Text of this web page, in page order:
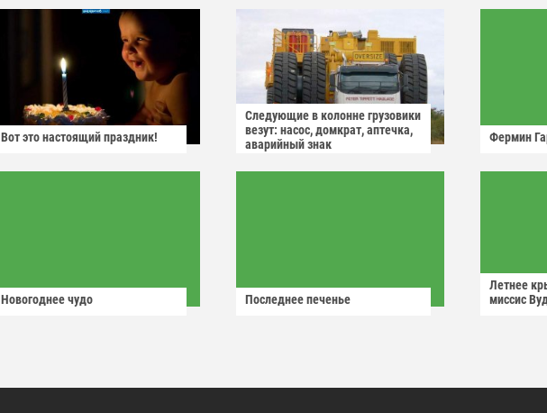
Вот это настоящий праздник!
Следующие в колонне грузовики
везут: насос, домкрат, аптечка,
аварийный знак
Фермин
Новогоднее чудо Последнее печенье
Летнее
миссис